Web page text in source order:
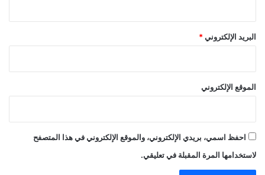
البريد الإلكتروني *
الموقع الإلكتروني
احفظ اسمي، بريدي الإلكتروني، والموقع الإلكتروني في هذا المتصفح
لاستخدامها المرة المقبلة في تعليقي.